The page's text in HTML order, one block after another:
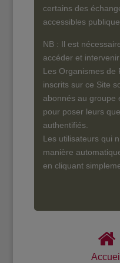
certains des
accessibles
NB : Il est
accéder et
Les Organismes de
inscrits sur ce Site
abonnés au groupe
pour poser leurs
authentifiés.
Les utilisateurs qui
manière
en cliquant
Accueil